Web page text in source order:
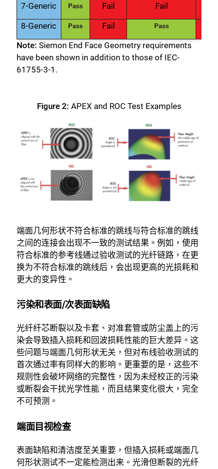
7-Generic Pass Fail Fail
8-Generic Pass Fail Pass
Note: Siemon End Face Geometry requirements
have been shown in addition to those of IEC-
61755-3-1.
Figure 2: APEX and ROC Test Examples
端面几何形状不符合标准的跳线与符合标准的跳线
之间的连接会出现不一致的测试结果。例如，使用
符合标准的参考线通过验收测试的光纤链路，在更
换为不符合标准的跳线后，会出现更高的光损耗和
更大的变异性。
污染和表面/次表面缺陷
光纤纤芯断裂以及卡套、对准套管或防尘盖上的污
染会导致插入损耗和回波损耗性能的巨大差异。这
些问题与端面几何形状无关，但对布线验收测试的
首次通过率有同样大的影响。更重要的是，这些不
规则性会破坏网络的完整性，因为未经校正的污染
或断裂会干扰光学性能，而且结果变化很大，完全
不可预测。
端面目视检查
表面缺陷和清洁度至关重要，但插入损耗或端面几
何形状测试不一定能检测出来。光滑但断裂的光纤